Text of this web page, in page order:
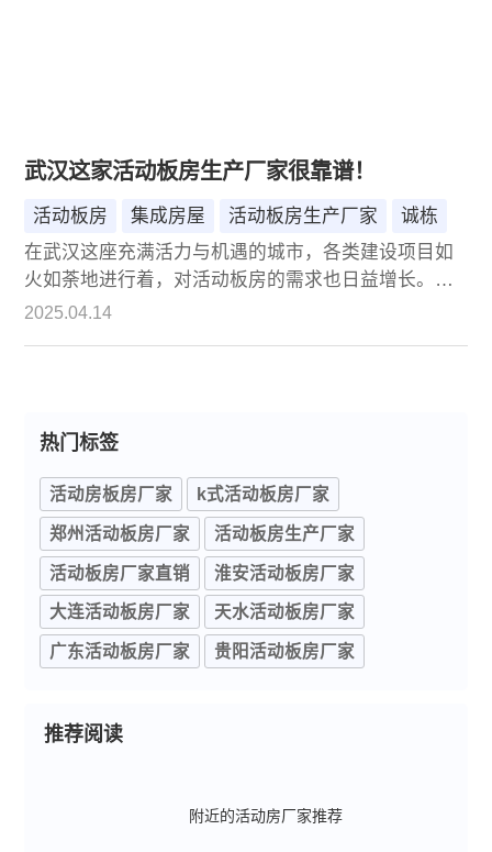
武汉这家活动板房生产厂家很靠谱！
活动板房 集成房屋 活动板房生产厂家
诚栋
在武汉这座充满活力与机遇的城市，各类建设项目如
火如荼地进行着，对活动板房的需求也日益增长。无
论是建筑工地的临时办公与住宿，还是商业活动的临
2025.04.14
热门标签
活动房板房厂家 k式活动板房厂家
郑州活动板房厂家 活动板房生产厂家
活动板房厂家直销 淮安活动板房厂家
大连活动板房厂家 天水活动板房厂家
广东活动板房厂家 贵阳活动板房厂家
推荐阅读
附近的活动房厂家推荐